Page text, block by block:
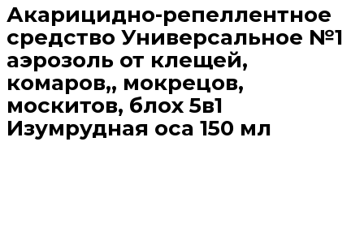
Акарицидно-репеллентное
средство Универсальное №1
аэрозоль от клещей,
комаров,, мокрецов,
москитов, блох 5в1
Изумрудная оса 150 мл